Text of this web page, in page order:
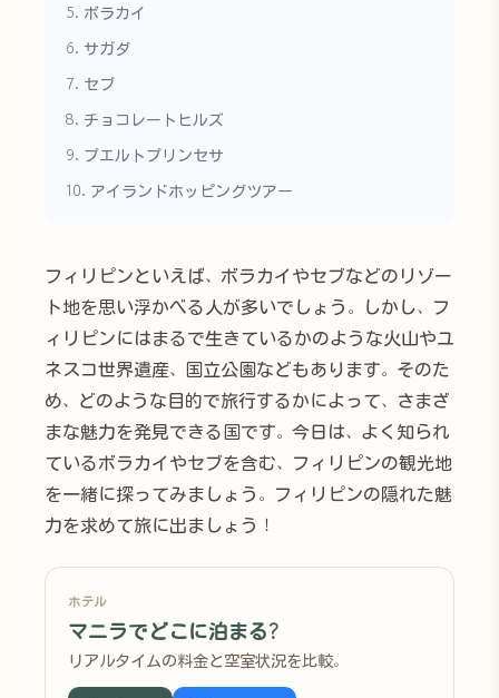
5. ボラカイ
6. サガダ
7. セブ
8. チョコレートヒルズ
9. プエルトプリンセサ
10. アイランドホッピングツアー
フィリピンといえば、ボラカイやセブなどのリゾー
ト地を思い浮かべる人が多いでしょう。しかし、フ
ィリピンにはまるで生きているかのような火山やユ
ネスコ世界遺産、国立公園などもあります。そのた
め、どのような目的で旅行するかによって、さまざ
まな魅力を発見できる国です。今日は、よく知られ
ているボラカイやセブを含む、フィリピンの観光地
を一緒に探ってみましょう。フィリピンの隠れた魅
力を求めて旅に出ましょう！
ホテル
マニラでどこに泊まる?
リアルタイムの料金と空室状況を比較。